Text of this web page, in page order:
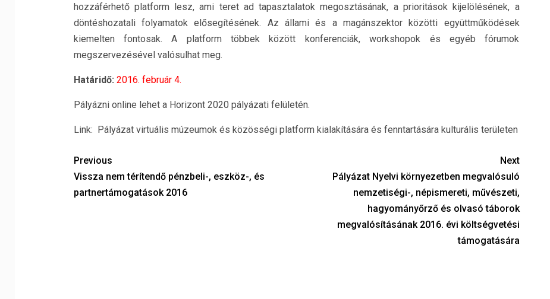
hozzáférhető platform lesz, ami teret ad tapasztalatok megosztásának, a prioritások kijelölésének, a
döntéshozatali folyamatok elősegítésének. Az állami és a magánszektor közötti együttműködések
kiemelten fontosak. A platform többek között konferenciák, workshopok és egyéb fórumok
megszervezésével valósulhat meg.
Határidő: 2016. február 4.
Pályázni online lehet a Horizont 2020 pályázati felületén.
Link: Pályázat virtuális múzeumok és közösségi platform kialakítására és fenntartására kulturális területen
Previous
Vissza nem térítendő pénzbeli-, eszköz-, és
partnertámogatások 2016
Next
Pályázat Nyelvi környezetben megvalósuló
nemzetiségi-, népismereti, művészeti,
hagyományőrző és olvasó táborok
megvalósításának 2016. évi költségvetési
támogatására